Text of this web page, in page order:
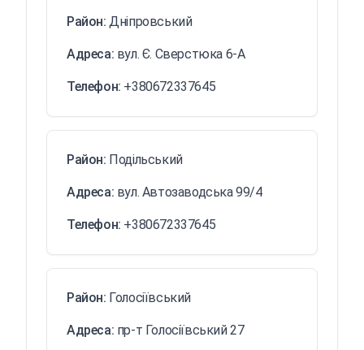
Район:Дніпровський
Адреса: вул. Є. Сверстюка 6-А
Телефон: +380672337645
Район: Подільський
Адреса: вул. Автозаводська 99/4
Телефон: +380672337645
Район: Голосіївський
Адреса: пр-т Голосіївський 27